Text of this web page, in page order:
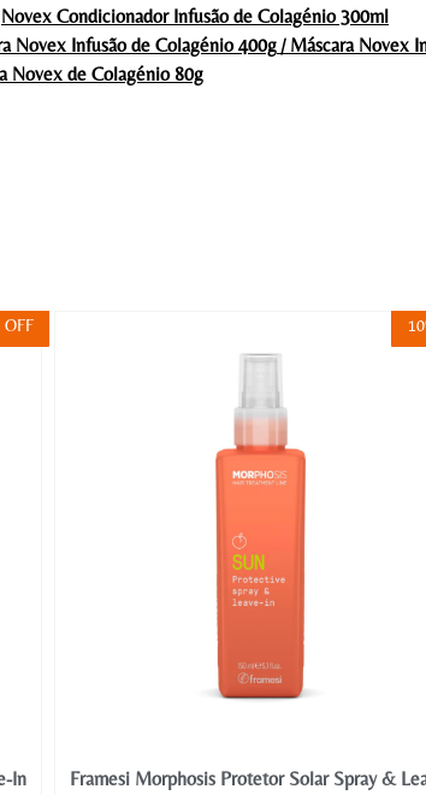
Novex Condicionador Infusão de Colagénio 300ml
Novex Infusão de Colagénio 400g/ Máscara Novex
Novex de Colagénio 80g
OFF
In
Framesi Morphosis Protetor Solar Spray &